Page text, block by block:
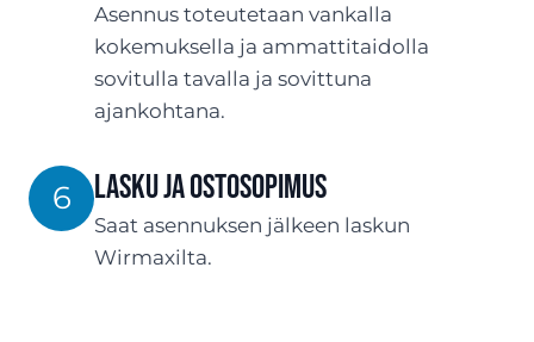
Asennus toteutetaan vankalla
kokemuksella ja ammattitaidolla
sovitulla tavalla ja sovittuna
ajankohtana.
6 Lasku ja ostosopimus
Saat asennuksen jälkeen laskun
Wirmaxilta.